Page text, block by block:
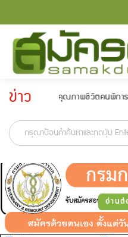
ข่าว
ประกาศ
ละพัฒนาคุณภาพชีวิตคนพิการ รับสมั
-
อ่านต่